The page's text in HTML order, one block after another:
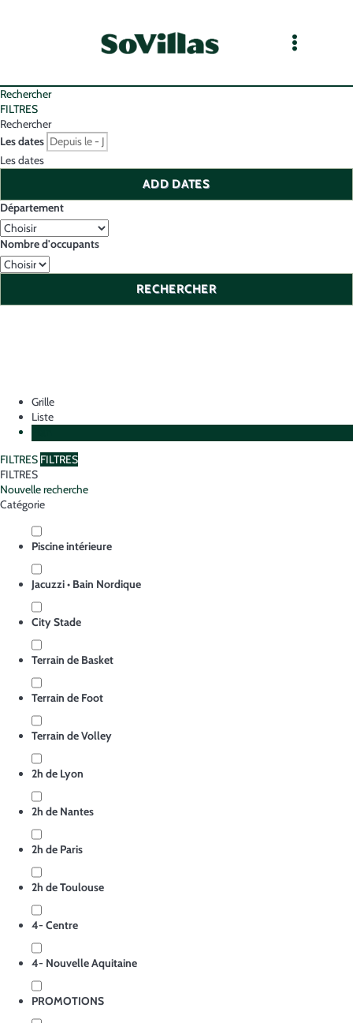
Rechercher
FILTRES
Rechercher
Les dates
Les dates
ADD DATES
Département
Nombre d'occupants
RECHERCHER
Grille
Liste
FILTRES FILTRES
FILTRES
Nouvelle recherche
Catégorie
Piscine intérieure
Jacuzzi • Bain Nordique
City Stade
Terrain de Basket
Terrain de Foot
Terrain de Volley
2h de Lyon
2h de Nantes
2h de Paris
2h de Toulouse
4- Centre
4- Nouvelle Aquitaine
PROMOTIONS